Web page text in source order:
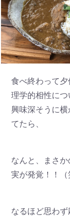
食べ終わって
理学的相性に
興味深そうに
てたら、
なんと、まさ
実が発覚！！（
なるほど思わ